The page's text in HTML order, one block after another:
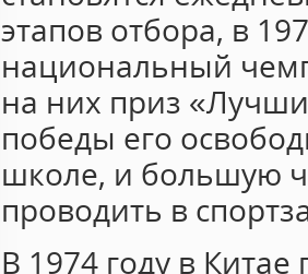
этапов отбора, в
национальный
на них приз
победы его
школе, и большую
проводить в
В 1974 году в